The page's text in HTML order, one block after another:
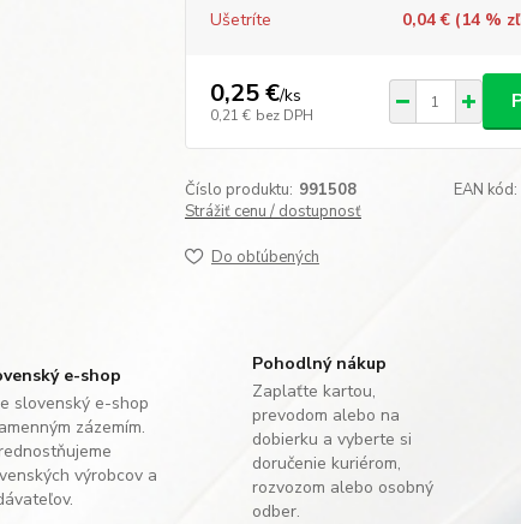
Ušetríte 0,04 € (14%
0,25 €/ks
0,21 € bez DPH
Číslo produktu: 991508 EAN kód:
Strážiť cenu / dostupnosť
Do obľúbených
e-shop
slovenský e-shop
zázemím.
výrobcov a
Pohodlný nákup
Zaplaťte kartou,
prevodom alebo na
dobierku a vyberte si
doručenie kuriérom,
rozvozom alebo osobný
odber.